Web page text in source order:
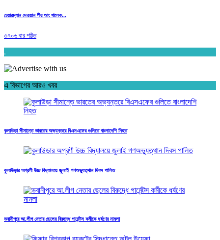
চেয়ারম্যান দেওয়ান পীর আং খালেক...
৩৭০৬ বার পঠিত
.
এ বিভাগের আরও খবর
কুলাউড়া সীমান্তে ভারতের অভ্যন্তরে বিএসএফের গুলিতে বাংলাদেশি নিহত
কুলাউড়ার অগ্রণী উচ্চ বিদ্যালয়ে জুলাই গণঅভ্যুত্থান দিবস পালিত
ভবানীপুরে আ.লীগ নেতার ছেলের বিরুদ্ধে গার্মেন্টস কর্মীকে ধর্ষণের মামলা